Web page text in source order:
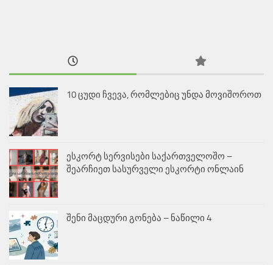
10 ცუდი ჩვევა, რომლებიც უნდა მოვიშოროთ
ესკორტ სერვისები საქართველოშო –
შეარჩიეთ სასურველი ესკორტი ონლაინ
შენი მაცდური გონება – ნაწილი 4